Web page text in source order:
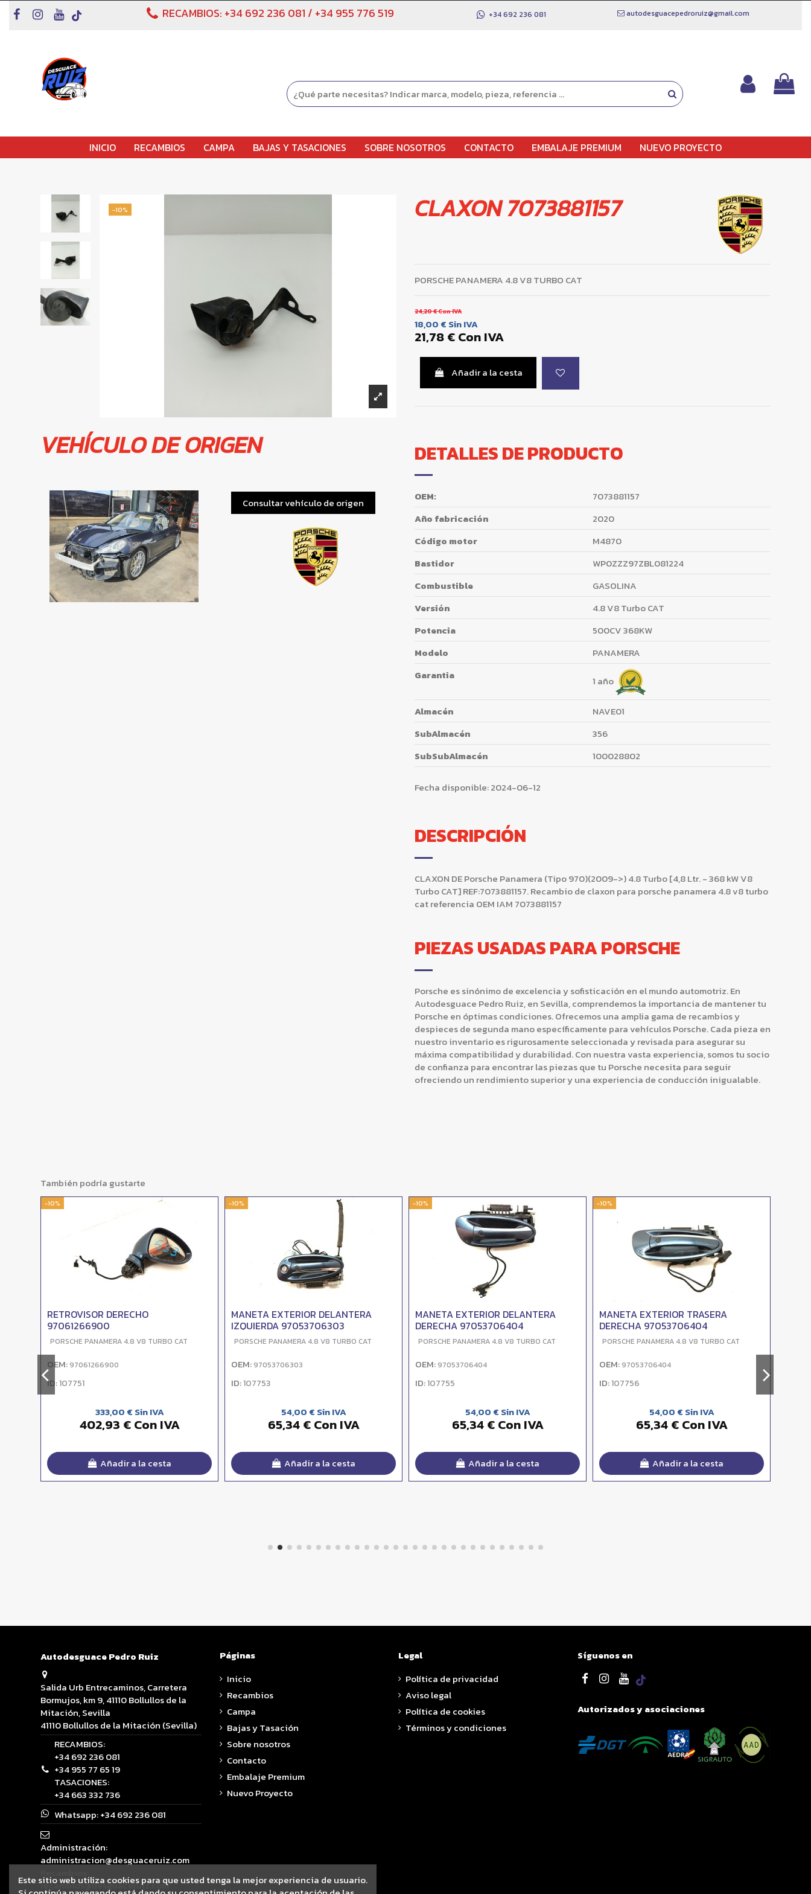
RECAMBIOS: +34 692 236 081 / +34 955 776 519 +34 692 236 081 autodesguacepedroruiz@gmail.com
INICIO RECAMBIOS CAMPA BAJAS Y TASACIONES SOBRE NOSOTROS CONTACTO EMBALAJE PREMIUM NUEVO PROYECTO
-10%
VEHÍCULO DE ORIGEN
Consultar vehículo de origen
CLAXON 7073881157
PORSCHE PANAMERA 4.8 V8 TURBO CAT
24,20 €Con IVA
18,00 € Sin IVA
21,78 €Con IVA
Añadir a la cesta
DETALLES DE PRODUCTO
OEM:
7073881157
Año fabricación
2020
Código motor
M4870
Bastidor
WP0ZZZ97ZBL081224
Combustible
GASOLINA
Versión
4.8 V8 Turbo CAT
Potencia
500CV 368KW
Modelo
PANAMERA
Garantia
1 año
Almacén
NAVE01
SubAlmacén
356
SubSubAlmacén
100028802
Fecha disponible:2024-06-12
DESCRIPCIÓN
CLAXON DE Porsche Panamera (Tipo 970)(2009->) 4.8 Turbo [4,8 Ltr. - 368 kW V8
Turbo CAT] REF:7073881157. Recambio de claxon para porsche panamera 4.8 v8 turbo
cat referencia OEM IAM 7073881157
PIEZAS USADAS PARA PORSCHE
Porsche es sinónimo de excelencia y sofisticación en el mundo automotriz. En
Autodesguace Pedro Ruiz, en Sevilla, comprendemos la importancia de mantener tu
Porsche en óptimas condiciones. Ofrecemos una amplia gama de recambios y
despieces de segunda mano específicamente para vehículos Porsche. Cada pieza en
nuestro inventario es rigurosamente seleccionada y revisada para asegurar su
máxima compatibilidad y durabilidad. Con nuestra vasta experiencia, somos tu socio
de confianza para encontrar las piezas que tu Porsche necesita para seguir
ofreciendo un rendimiento superior y una experiencia de conducción inigualable.
También podría gustarte
-10%
RETROVISOR DERECHO
97061266900
PORSCHE PANAMERA 4.8 V8 TURBO CAT
OEM: 97061266900
ID:107751
333,00 € Sin IVA
402,93 € Con IVA
Añadir a la cesta
-10%
MANETA EXTERIOR DELANTERA
IZQUIERDA 97053706303
PORSCHE PANAMERA 4.8 V8 TURBO CAT
OEM: 97053706303
ID:107753
54,00 € Sin IVA
65,34 € Con IVA
Añadir a la cesta
-10%
MANETA EXTERIOR DELANTERA
DERECHA 97053706404
PORSCHE PANAMERA 4.8 V8 TURBO CAT
OEM: 97053706404
ID:107755
54,00 € Sin IVA
65,34 € Con IVA
Añadir a la cesta
-10%
MANETA EXTERIOR TRASERA
DERECHA 97053706404
PORSCHE PANAMERA 4.8 V8 TURBO CAT
OEM: 97053706404
ID:107756
54,00 € Sin IVA
65,34 € Con IVA
Añadir a la cesta
Autodesguace Pedro Ruiz
Salida Urb Entrecaminos, Carretera
Bormujos, km 9, 41110 Bollullos de la
Mitación, Sevilla
41110 Bollullos de la Mitación (Sevilla)
RECAMBIOS:
+34 692 236 081
+34 955 77 65 19
TASACIONES:
+34 663 332 736
Whatsapp:+34 692 236 081
Administración:
administracion@desguaceruiz.com
recambios@desguaceruiz.com
Páginas
Inicio
Recambios
Campa
Bajas y Tasación
Sobre nosotros
Contacto
Embalaje Premium
Nuevo Proyecto
Legal
Política de privacidad
Aviso legal
Política de cookies
Términos y condiciones
Síguenos en
Autorizados y asociaciones
Este sitio web utiliza cookies para que usted tenga la mejor experiencia de usuario.